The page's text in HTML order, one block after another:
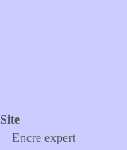
Site
Encre expert